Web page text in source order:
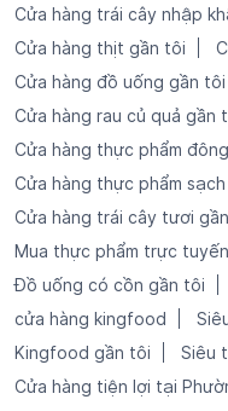
Cửa hàng trái cây nhập
Cửa hàng thịt gần tôi
Cửa hàng đồ uống gần tôi
Cửa hàng rau củ quả gần
Cửa hàng thực phẩm
Cửa hàng thực phẩm
Cửa hàng trái cây tươi
Mua thực phẩm trực
Đồ uống có cồn gần tôi
cửa hàng kingfood
Kingfood gần tôi
Siêu
Cửa hàng tiện lợi tại